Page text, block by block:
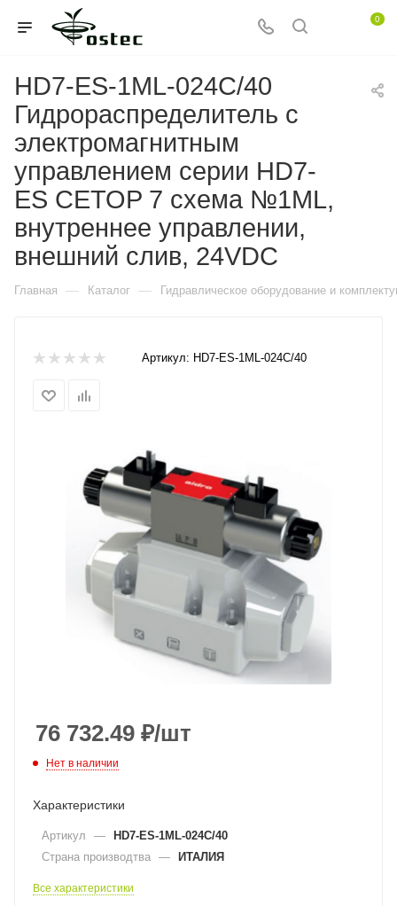
0
HD7-ES-1ML-024C/40
Гидрораспределитель с
электромагнитным
управлением серии HD7-
ES CETOP 7 схема №1ML,
внутреннее управлении,
внешний слив, 24VDC
Главная — Каталог — Гидравлическое оборудование и
Артикул: HD7-ES-1ML-024C/40
76 732.49 ₽/шт
Нет в наличии
Характеристики
Артикул — HD7-ES-1ML-024C/40
Страна производтва — ИТАЛИЯ
Все характеристики